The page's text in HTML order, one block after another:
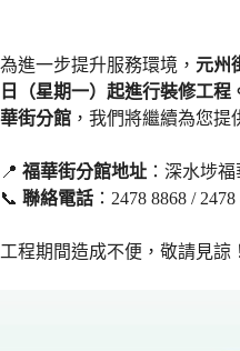
為進一步提升服務環境， 元州
日（星期一）起進行裝修工
華街分館 ，我們將繼續為您提
📍 福華街分館地址 ：深水埗
📞 聯絡電話 ：2478 8868 /
工程期間造成不便，敬請見諒